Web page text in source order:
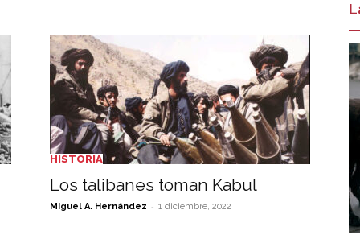
Hoy
HISTORIA
Los talibanes toman Kabul
Miguel A. Hernández - 1 diciembre, 2022